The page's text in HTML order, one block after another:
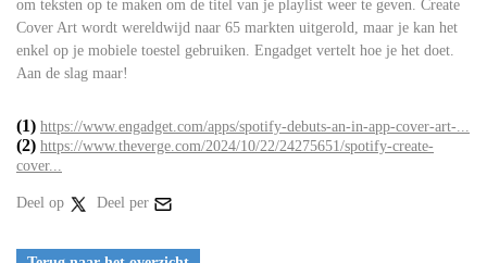
om teksten op te maken om de titel van je playlist weer te geven. Create
Cover Art wordt wereldwijd naar 65 markten uitgerold, maar je kan het
enkel op je mobiele toestel gebruiken. Engadget vertelt hoe je het doet.
Aan de slag maar!
(1) https://www.engadget.com/apps/spotify-debuts-an-in-app-cover-art-...
(2) https://www.theverge.com/2024/10/22/24275651/spotify-create-
cover...
Deel op Deel per